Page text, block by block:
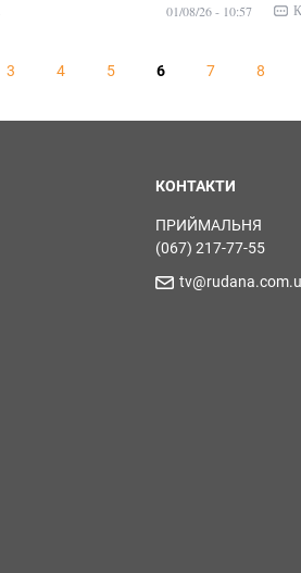
01/08/26 - 10:57
3 4 5 6 7 8
КОНТАКТИ
ПРИЙМАЛЬНЯ
(067) 217-77-55